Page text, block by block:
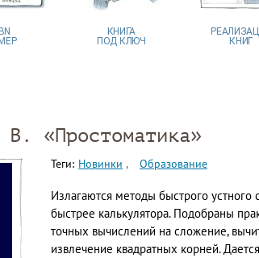
КНИГА
ПОД КЛЮЧ
КНИГ
«Простоматика»
Теги: Новинки Образование
Излагаются методы быстрого устного
быстрее калькулятора. Подобраны
точных вычислений на сложение,
извлечение квадратных корней.